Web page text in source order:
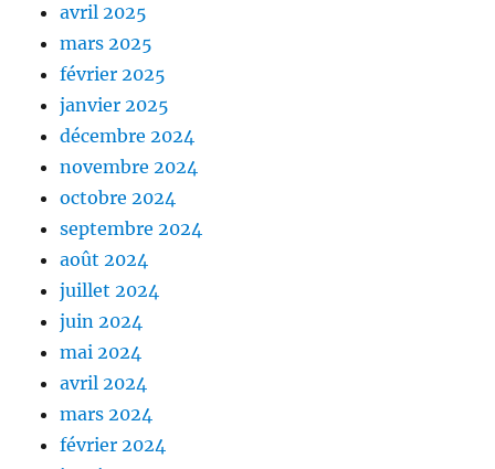
avril 2025
mars 2025
février 2025
janvier 2025
décembre 2024
novembre 2024
octobre 2024
septembre 2024
août 2024
juillet 2024
juin 2024
mai 2024
avril 2024
mars 2024
février 2024